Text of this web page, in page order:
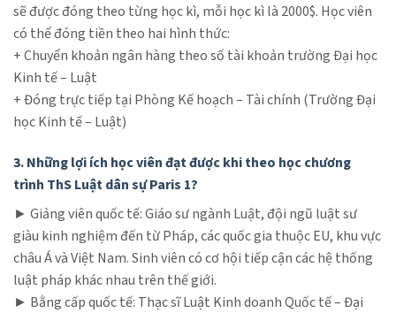
sẽ được đóng theo từng học kì, mỗi học kì là 2000$. Học viên
có thể đóng tiền theo hai hình thức:
+ Chuyển khoản ngân hàng theo số tài khoản trường Đại học
Kinh tế – Luật
+ Đóng trực tiếp tại Phòng Kế hoạch – Tài chính (Trường Đại
học Kinh tế – Luật)
3. Những lợi ích học viên đạt được khi theo học chương
trình ThS Luật dân sự Paris 1?
► Giảng viên quốc tế: Giáo sư ngành Luật, đội ngũ luật sư
giàu kinh nghiệm đến từ Pháp, các quốc gia thuộc EU, khu vực
châu Á và Việt Nam. Sinh viên có cơ hội tiếp cận các hệ thống
luật pháp khác nhau trên thế giới.
► Bằng cấp quốc tế: Thạc sĩ Luật Kinh doanh Quốc tế – Đại